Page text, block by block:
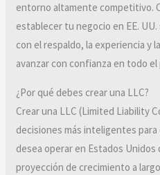
entorno altamente competitivo.
establecer tu negocio en EE.
con el respaldo, la experiencia y
avanzar con confianza en todo el
¿Por qué debes crear una LLC?
Crear una LLC (Limited Liability
decisiones más inteligentes
desea operar en Estados
proyección de crecimiento a